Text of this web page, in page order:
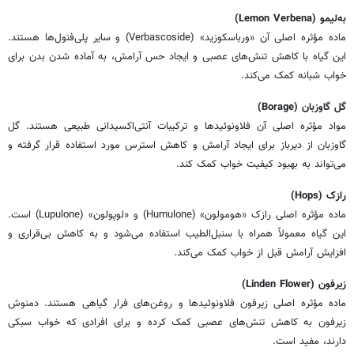
به‌لیمو (Lemon Verbena)
ماده مؤثره اصلی آن «ورباسکوزید» (Verbascoside) و سایر پلی‌فنول‌ها هستند.
این گیاه با کاهش تنش‌های عصبی و ایجاد حس آرامش، به آماده شدن بدن برای
خواب شبانه کمک می‌کند.
گل گاوزبان (Borage)
مواد مؤثره اصلی آن فلاونوئیدها و ترکیبات آنتی‌اکسیدانی طبیعی هستند. گل
گاوزبان از دیرباز برای ایجاد آرامش و کاهش استرس مورد استفاده قرار گرفته و
می‌تواند به بهبود کیفیت خواب کمک کند.
رازک (Hops)
ماده مؤثره اصلی رازک «هومولون» (Humulone) و «لوپولون» (Lupulone) است.
این گیاه معمولاً همراه با سنبل‌الطیب استفاده می‌شود و به کاهش بی‌قراری و
افزایش آرامش قبل از خواب کمک می‌کند.
زیرفون (Linden Flower)
ماده مؤثره اصلی زیرفون فلاونوئیدها و روغن‌های فرار گیاهی هستند. دمنوش
زیرفون به کاهش تنش‌های عصبی کمک کرده و برای افرادی که خواب سبکی
دارند، مفید است.